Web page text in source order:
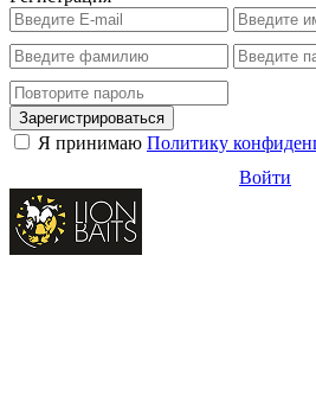
Зарегистрироваться
Я принимаю Политику
Войти